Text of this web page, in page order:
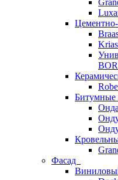
Цементно-
Битумные
Фасад